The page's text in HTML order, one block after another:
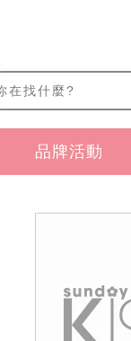
品牌活動